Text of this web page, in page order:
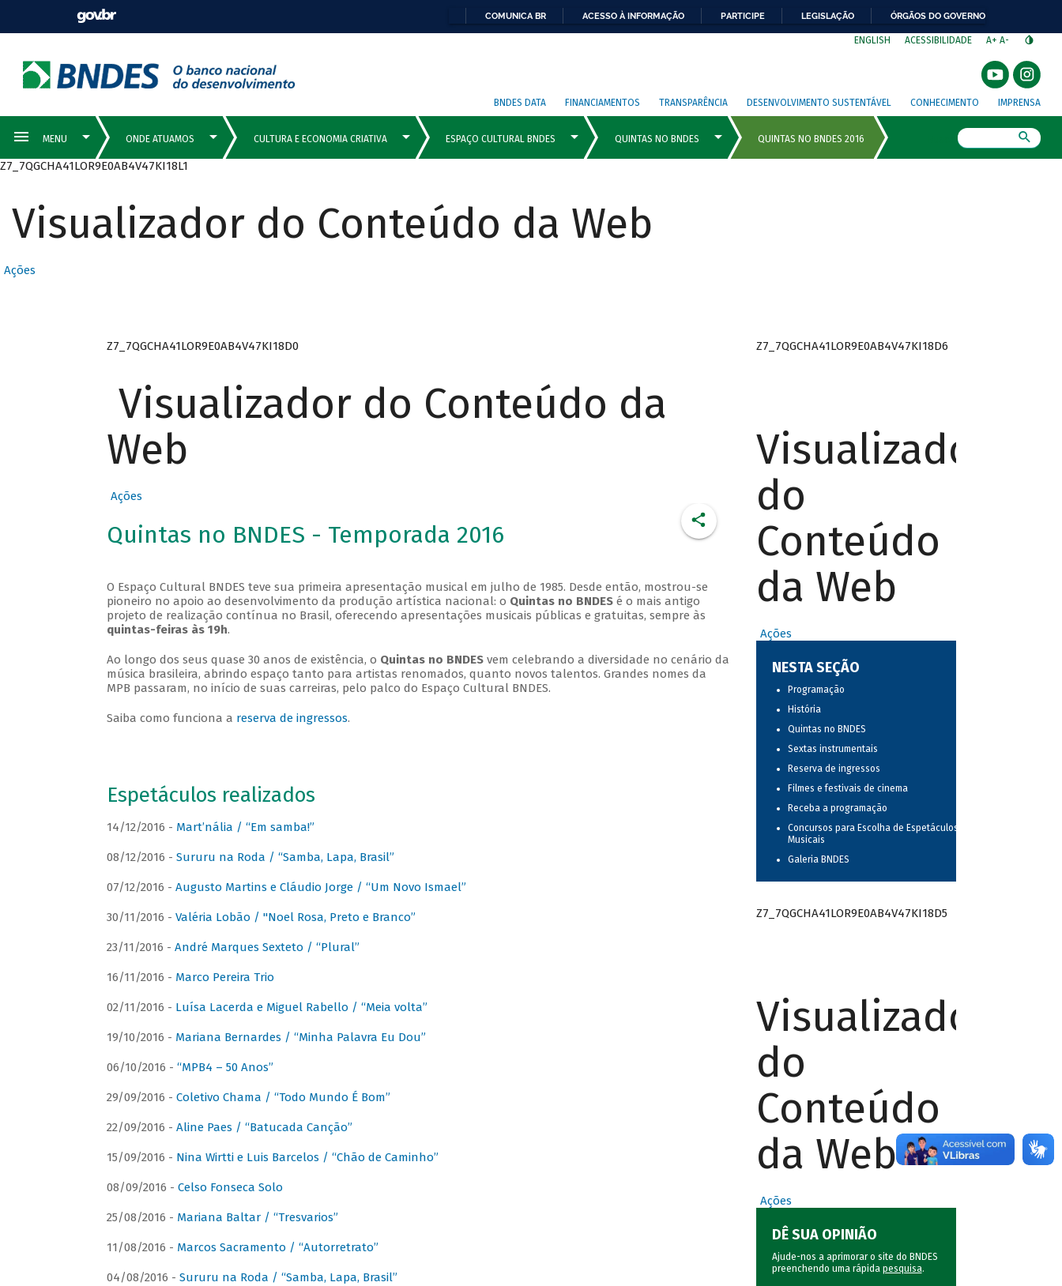
COMUNICA BR ACESSO À INFORMAÇÃO PARTICIPE LEGISLAÇÃO ÓRGÃOS DO GOVERNO
ENGLISH ACESSIBILIDADE A+ A-
BNDES DATA FINANCIAMENTOS TRANSPARÊNCIA DESENVOLVIMENTO SUSTENTÁVEL CONHECIMENTO IMPRENSA
Z7_7QGCHA41LOR9E0AB4V47KI18L1
Visualizador do Conteúdo da Web
Ações
Z7_7QGCHA41LOR9E0AB4V47KI18D0
Visualizador do Conteúdo da
Web
Ações
Quintas no BNDES - Temporada 2016
O Espaço Cultural BNDES teve sua primeira apresentação musical em julho de 1985. Desde então, mostrou-se
pioneiro no apoio ao desenvolvimento da produção artística nacional: o Quintas no BNDESé o mais antigo
projeto de realização contínua no Brasil, oferecendo apresentações musicais públicas e gratuitas, sempre às
quintas-feiras às 19h.
Ao longo dos seus quase 30 anos de existência, o Quintas no BNDESvem celebrando a diversidade no cenário da
música brasileira, abrindo espaço tanto para artistas renomados, quanto novos talentos. Grandes nomes da
MPB passaram, no início de suas carreiras, pelo palco do Espaço Cultural BNDES.
Saiba como funciona a reserva de ingressos.
Espetáculos realizados
14/12/2016 - Mart’nália / “Em samba!”
08/12/2016 - Sururu na Roda / “Samba, Lapa, Brasil”
07/12/2016 - Augusto Martins e Cláudio Jorge / “Um Novo Ismael”
30/11/2016 - Valéria Lobão / "Noel Rosa, Preto e Branco”
23/11/2016 - André Marques Sexteto / “Plural”
16/11/2016 - Marco Pereira Trio
02/11/2016 - Luísa Lacerda e Miguel Rabello / “Meia volta”
19/10/2016 - Mariana Bernardes / “Minha Palavra Eu Dou”
06/10/2016 - “MPB4 – 50 Anos”
29/09/2016 - Coletivo Chama / “Todo Mundo É Bom”
22/09/2016 - Aline Paes / “Batucada Canção”
15/09/2016 - Nina Wirtti e Luis Barcelos / “Chão de Caminho”
08/09/2016 - Celso Fonseca Solo
25/08/2016 - Mariana Baltar / “Tresvarios”
11/08/2016 - Marcos Sacramento / “Autorretrato”
04/08/2016 - Sururu na Roda / “Samba, Lapa, Brasil”
Z7_7QGCHA41LOR9E0AB4V47KI18D6
Visualizador
do
Conteúdo
da Web
Ações
NESTA SEÇÃO
Programação
História
Quintas no BNDES
Sextas instrumentais
Reserva de ingressos
Filmes e festivais de cinema
Receba a programação
Concursos para Escolha de Espetáculos
Musicais
Galeria BNDES
Z7_7QGCHA41LOR9E0AB4V47KI18D5
Visualizador
do
Conteúdo
da Web
Ações
DÊ SUA OPINIÃO
Ajude-nos a aprimorar o site do BNDES
preenchendo uma rápida pesquisa.